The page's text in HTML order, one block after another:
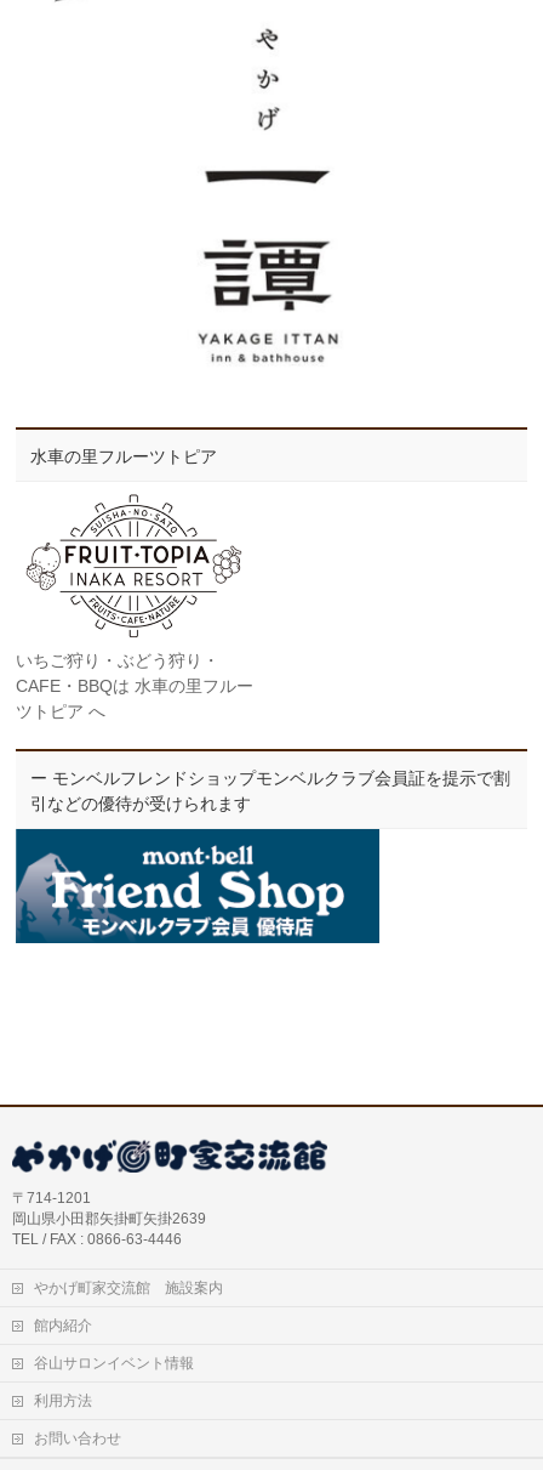
水車の里フルーツトピア
いちご狩り・ぶどう狩り・
CAFE・BBQは 水車の里フルー
ツトピア へ
ー モンベルフレンドショップモンベルクラブ会員証を提示で割
引などの優待が受けられます
〒714-1201
岡山県小田郡矢掛町矢掛2639
TEL / FAX : 0866-63-4446
やかげ町家交流館 施設案内
館内紹介
谷山サロンイベント情報
利用方法
お問い合わせ